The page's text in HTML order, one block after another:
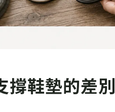
撐鞋墊的差別